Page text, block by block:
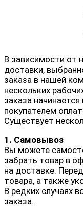
В зависимости от
доставки,
заказа в нашей
нескольких
заказа
покупателем
Существует
1. Самовывоз
Вы можете
забрать товар в
на доставке.
товара, а также
В редких случаях
заказа.